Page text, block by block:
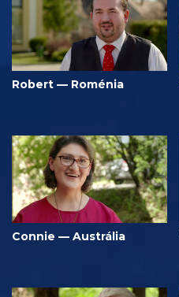
Robert — Roménia
Connie — Austrália